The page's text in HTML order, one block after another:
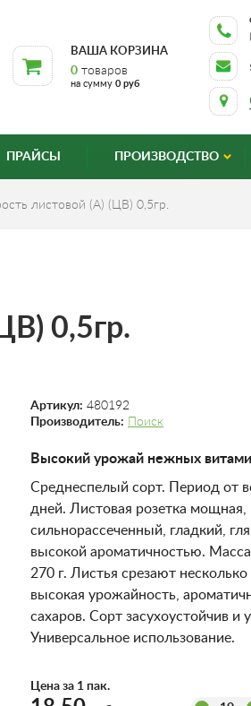
ВАША КОРЗИНА
0 товаров
на сумму 0 руб
ПРАЙСЫ ПРОИЗВОДСТВО
листовой (А) (ЦВ) 0,5гр.
0,5гр.
Артикул: 480192
Производитель:
Поиск
Высокий урожай нежных
Среднеспелый сорт. Период от
дней. Листовая розетка
сильнорассеченный, гладкий,
высокой ароматичностью.
270 г. Листья срезают
высокая урожайность,
сахаров. Сорт засухоустойчив и
Универсальное использование.
Цена за 1 пак.